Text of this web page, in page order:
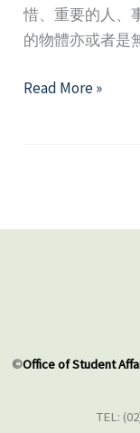
惜、重要的人、
的物體亦或者是
揮
Read More »
©Office of Student
TEL: